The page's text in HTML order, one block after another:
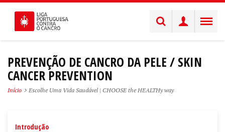
PREVENÇÃO DE CANCRO DA PELE / SKIN
CANCER PREVENTION
Início Escolhe Uma Vida Saudável | CHOOSE the HEALTHy way
Introdução